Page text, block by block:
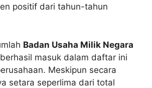
positif dari tahun-tahun
Badan Usaha Milik Negara
masuk dalam daftar ini
Meskipun secara
setara seperlima dari total